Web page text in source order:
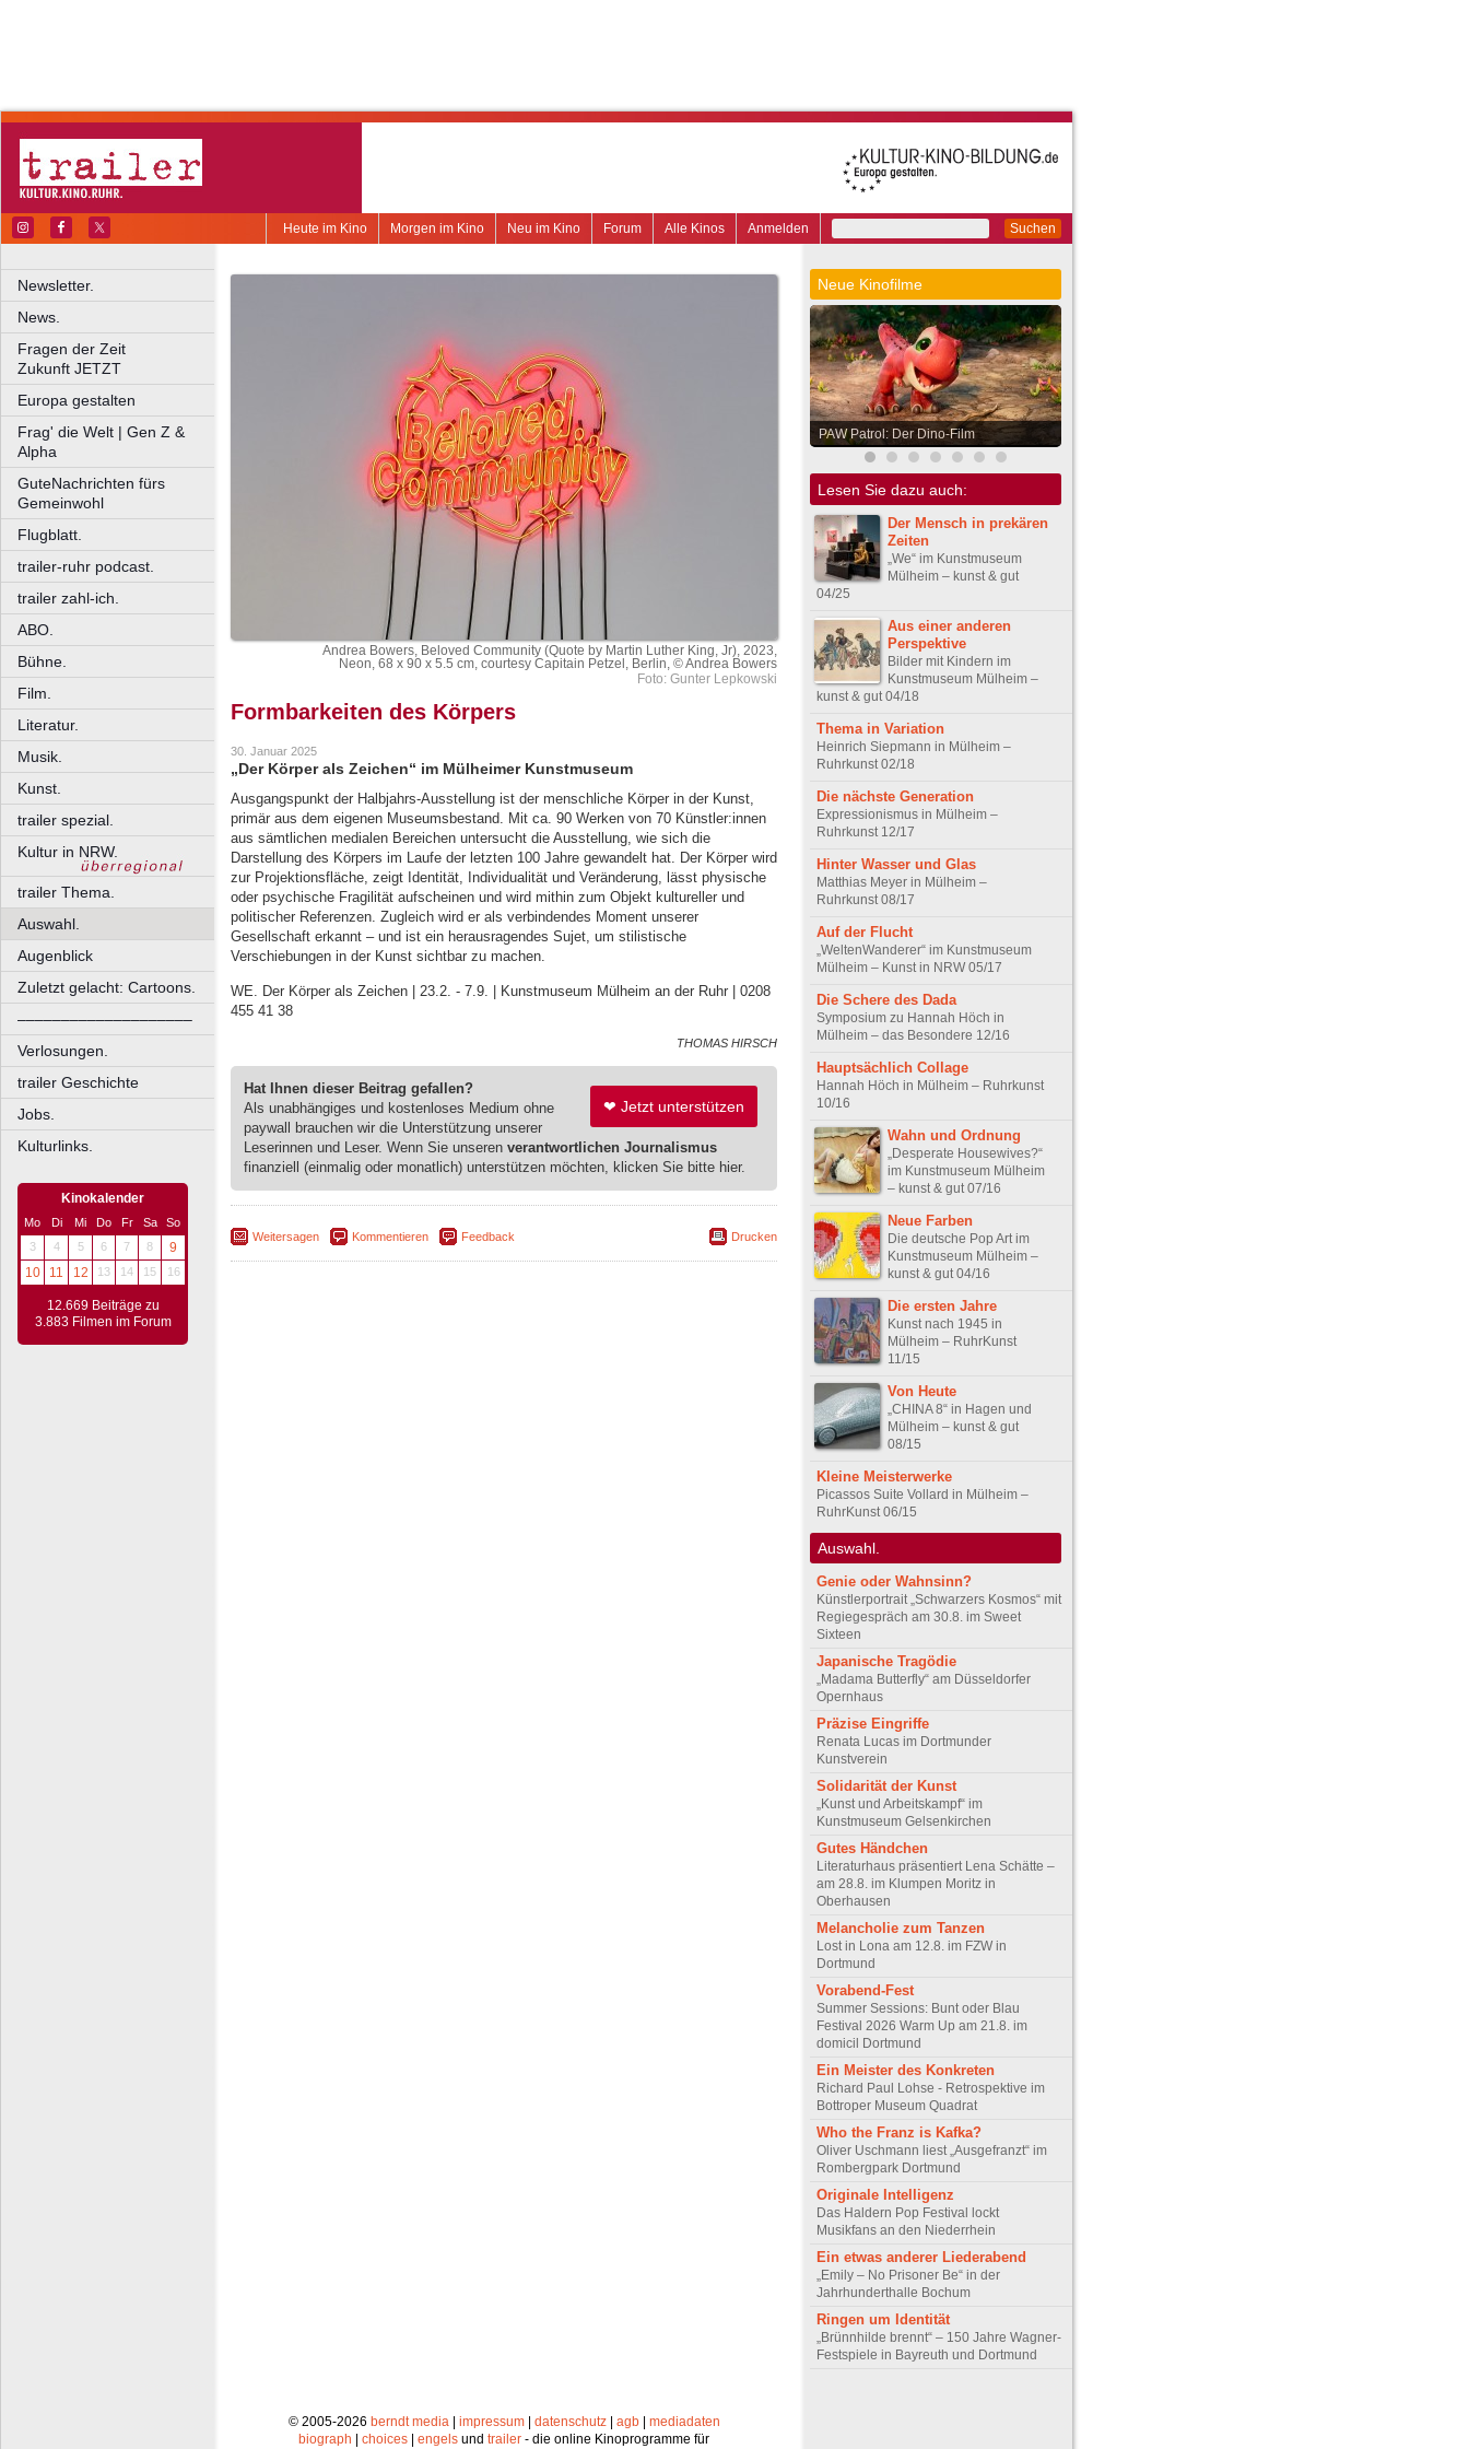
Suchen
Anmelden
Alle Kinos
Forum
Neu im Kino
Morgen im Kino
Heute im Kino
Newsletter.
News.
Fragen der Zeit
Zukunft JETZT
Europa gestalten
Frag' die Welt | Gen Z &
Alpha
GuteNachrichten fürs
Gemeinwohl
Flugblatt.
trailer-ruhr podcast.
trailer zahl-ich.
ABO.
Bühne.
Film.
Literatur.
Musik.
Kunst.
trailer spezial.
Kultur in NRW.
trailer Thema.
Auswahl.
Augenblick
Zuletzt gelacht: Cartoons.
––––––––––––––––––––
Verlosungen.
trailer Geschichte
Jobs.
Kulturlinks.
Kinokalender
Mo Di Mi Do Fr Sa
So
3
4 5 6 7 8
9
10
11 12 13 14 15 16
12.669 Beiträge zu
3.883 Filmen im Forum
Andrea Bowers, Beloved Community (Quote by Martin Luther King, Jr), 2023,
Neon, 68 x 90 x 5.5 cm, courtesy Capitain Petzel, Berlin, © Andrea Bowers
Foto: Gunter Lepkowski
Formbarkeiten des Körpers
30. Januar 2025
„Der Körper als Zeichen“ im Mülheimer Kunstmuseum
Ausgangspunkt der Halbjahrs-Ausstellung ist der menschliche Körper in der Kunst,
primär aus dem eigenen Museumsbestand. Mit ca. 90 Werken von 70 Künstler:innen
aus sämtlichen medialen Bereichen untersucht die Ausstellung, wie sich die
Darstellung des Körpers im Laufe der letzten 100 Jahre gewandelt hat. Der Körper wird
zur Projektionsfläche, zeigt Identität, Individualität und Veränderung, lässt physische
oder psychische Fragilität aufscheinen und wird mithin zum Objekt kultureller und
politischer Referenzen. Zugleich wird er als verbindendes Moment unserer
Gesellschaft erkannt – und ist ein herausragendes Sujet, um stilistische
Verschiebungen in der Kunst sichtbar zu machen.
WE. Der Körper als Zeichen | 23.2. - 7.9. | Kunstmuseum Mülheim an der Ruhr | 0208
455 41 38
THOMAS HIRSCH
❤ Jetzt unterstützen
Hat Ihnen dieser Beitrag gefallen?
Als unabhängiges und kostenloses Medium ohne
paywall brauchen wir die Unterstützung unserer
Leserinnen und Leser. Wenn Sie unseren verantwortlichen Journalismus
finanziell (einmalig oder monatlich) unterstützen möchten, klicken Sie bitte hier.
Weitersagen Kommentieren Feedback Drucken
Neue Kinofilme
PAW Patrol: Der Dino-Film
Lesen Sie dazu auch:
Der Mensch in prekären
Zeiten
„We“ im Kunstmuseum
Mülheim – kunst & gut
04/25
Aus einer anderen
Perspektive
Bilder mit Kindern im
Kunstmuseum Mülheim –
kunst & gut 04/18
Thema in Variation
Heinrich Siepmann in Mülheim –
Ruhrkunst 02/18
Die nächste Generation
Expressionismus in Mülheim –
Ruhrkunst 12/17
Hinter Wasser und Glas
Matthias Meyer in Mülheim –
Ruhrkunst 08/17
Auf der Flucht
„WeltenWanderer“ im Kunstmuseum
Mülheim – Kunst in NRW 05/17
Die Schere des Dada
Symposium zu Hannah Höch in
Mülheim – das Besondere 12/16
Hauptsächlich Collage
Hannah Höch in Mülheim – Ruhrkunst
10/16
Wahn und Ordnung
„Desperate Housewives?“
im Kunstmuseum Mülheim
– kunst & gut 07/16
Neue Farben
Die deutsche Pop Art im
Kunstmuseum Mülheim –
kunst & gut 04/16
Die ersten Jahre
Kunst nach 1945 in
Mülheim – RuhrKunst
11/15
Von Heute
„CHINA 8“ in Hagen und
Mülheim – kunst & gut
08/15
Kleine Meisterwerke
Picassos Suite Vollard in Mülheim –
RuhrKunst 06/15
Auswahl.
Genie oder Wahnsinn?
Künstlerportrait „Schwarzers Kosmos“ mit
Regiegespräch am 30.8. im Sweet
Sixteen
Japanische Tragödie
„Madama Butterfly“ am Düsseldorfer
Opernhaus
Präzise Eingriffe
Renata Lucas im Dortmunder
Kunstverein
Solidarität der Kunst
„Kunst und Arbeitskampf“ im
Kunstmuseum Gelsenkirchen
Gutes Händchen
Literaturhaus präsentiert Lena Schätte –
am 28.8. im Klumpen Moritz in
Oberhausen
Melancholie zum Tanzen
Lost in Lona am 12.8. im FZW in
Dortmund
Vorabend-Fest
Summer Sessions: Bunt oder Blau
Festival 2026 Warm Up am 21.8. im
domicil Dortmund
Ein Meister des Konkreten
Richard Paul Lohse - Retrospektive im
Bottroper Museum Quadrat
Who the Franz is Kafka?
Oliver Uschmann liest „Ausgefranzt“ im
Rombergpark Dortmund
Originale Intelligenz
Das Haldern Pop Festival lockt
Musikfans an den Niederrhein
Ein etwas anderer Liederabend
„Emily – No Prisoner Be“ in der
Jahrhunderthalle Bochum
Ringen um Identität
„Brünnhilde brennt“ – 150 Jahre Wagner-
Festspiele in Bayreuth und Dortmund
© 2005-2026 berndt media| impressum| datenschutz| agb| mediadaten
biograph
choices engels und trailer - die online Kinoprogramme für